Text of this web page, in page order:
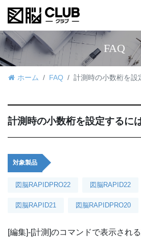
FAQ
ホーム FAQ 計測時の小数桁を設
計測時の小数桁を設定するに
対象製品
図脳RAPIDPRO22 図脳RAPID22
図脳RAPID21 図脳RAPIDPRO20
[編集]-[計測]のコマンドで表示され